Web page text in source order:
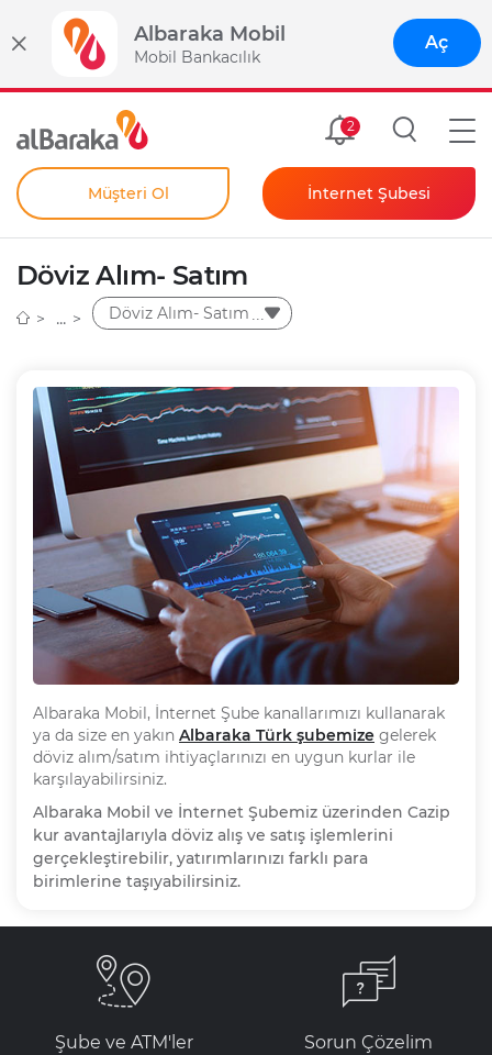
Albaraka Mobil
Mobil Bankacılık
Aç
Size Özel
2
Müşteri Ol
Kendim İçin
Şahıs Firmam İçin
İnternet Şubesi
Bireysel
Anında Şifre
Döviz Alım- Satım
Döviz Alım- Satım
Albaraka Mobil, İnternet Şube kanallarımızı kullanarak
ya da size en yakın Albaraka Türk şubemize gelerek
döviz alım/satım ihtiyaçlarınızı en uygun kurlar ile
karşılayabilirsiniz.
Albaraka Mobil ve İnternet Şubemiz üzerinden Cazip
kur avantajlarıyla döviz alış ve satış işlemlerini
gerçekleştirebilir, yatırımlarınızı farklı para
birimlerine taşıyabilirsiniz.
Şube ve ATM'ler Sorun Çözelim